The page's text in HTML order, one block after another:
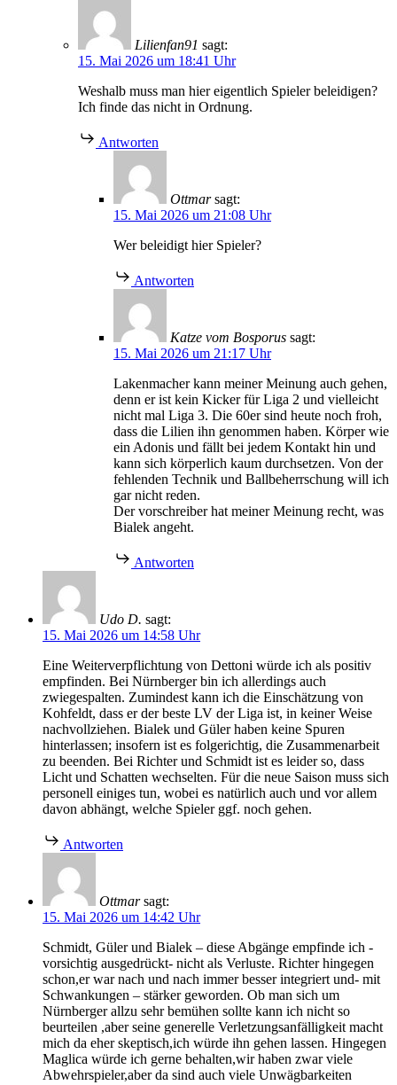
Lilienfan91 sagt:
15. Mai 2026 um 18:41 Uhr
Weshalb muss man hier eigentlich Spieler beleidigen?
Ich finde das nicht in Ordnung.
Antworten
Ottmar sagt:
15. Mai 2026 um 21:08 Uhr
Wer beleidigt hier Spieler?
Antworten
Katze vom Bosporus sagt:
15. Mai 2026 um 21:17 Uhr
Lakenmacher kann meiner Meinung auch gehen,
denn er ist kein Kicker für Liga 2 und vielleicht
nicht mal Liga 3. Die 60er sind heute noch froh,
dass die Lilien ihn genommen haben. Körper wie
ein Adonis und fällt bei jedem Kontakt hin und
kann sich körperlich kaum durchsetzen. Von der
fehlenden Technik und Ballbeherrschung will ich
gar nicht reden.
Der vorschreiber hat meiner Meinung recht, was
Bialek angeht.
Antworten
Udo D. sagt:
15. Mai 2026 um 14:58 Uhr
Eine Weiterverpflichtung von Dettoni würde ich als positiv
empfinden. Bei Nürnberger bin ich allerdings auch
zwiegespalten. Zumindest kann ich die Einschätzung von
Kohfeldt, dass er der beste LV der Liga ist, in keiner Weise
nachvollziehen. Bialek und Güler haben keine Spuren
hinterlassen; insofern ist es folgerichtig, die Zusammenarbeit
zu beenden. Bei Richter und Schmidt ist es leider so, dass
Licht und Schatten wechselten. Für die neue Saison muss sich
personell einiges tun, wobei es natürlich auch und vor allem
davon abhängt, welche Spieler ggf. noch gehen.
Antworten
Ottmar sagt:
15. Mai 2026 um 14:42 Uhr
Schmidt, Güler und Bialek – diese Abgänge empfinde ich -
vorsichtig ausgedrückt- nicht als Verluste. Richter hingegen
schon,er war nach und nach immer besser integriert und- mit
Schwankungen – stärker geworden. Ob man sich um
Nürnberger allzu sehr bemühen sollte kann ich nicht so
beurteilen ,aber seine generelle Verletzungsanfälligkeit macht
mich da eher skeptisch,ich würde ihn gehen lassen. Hingegen
Maglica würde ich gerne behalten,wir haben zwar viele
Abwehrspieler,aber da sind auch viele Unwägbarkeiten